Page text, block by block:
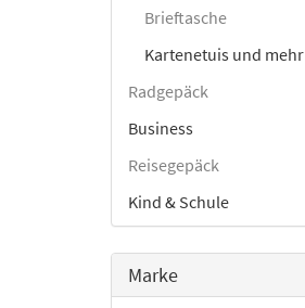
Brieftasche
Kartenetuis und mehr
Radgepäck
Business
Reisegepäck
Kind & Schule
Marke